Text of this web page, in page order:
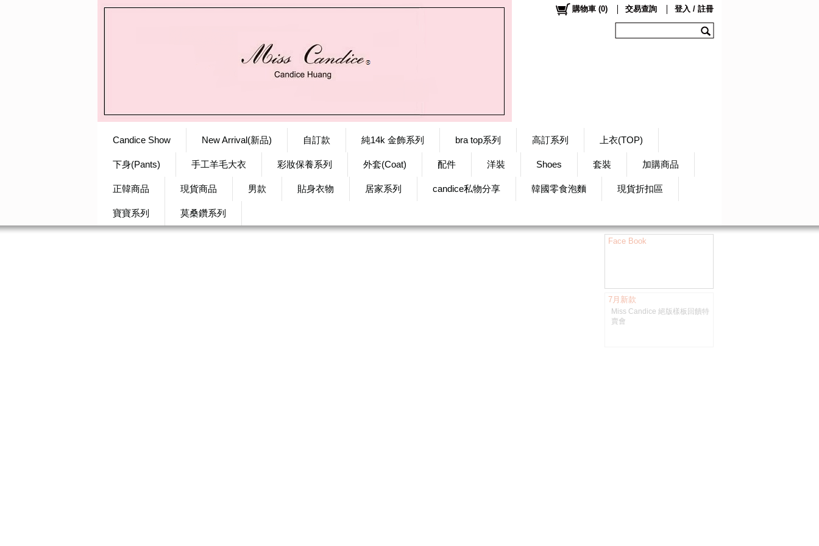
Candice Show New Arrival(新品) 自訂款 純14k 金飾系列 bra top系列 高訂系列 上衣(TOP)
下身(Pants) 手工羊毛大衣 彩妝保養系列 外套(Coat) 配件 洋裝 Shoes 套裝 加購商品
正韓商品 現貨商品 男款 貼身衣物 居家系列 candice私物分享 韓國零食泡麵 現貨折扣區
寶寶系列 莫桑鑽系列
購物車 (0) 交易查詢 登入 / 註冊
Face Book
7月新款
Miss Candice 絕版樣板回饋特
賣會